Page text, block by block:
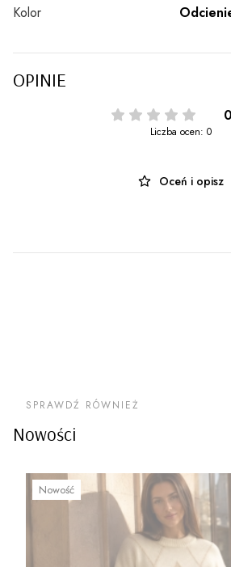
Kolor
OPINIE
Liczba ocen: 0
Oceń i opisz
Nowości
SPRAWDŹ RÓWNIEŻ
Nowość